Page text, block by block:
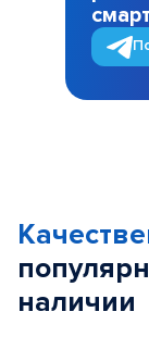
наличии